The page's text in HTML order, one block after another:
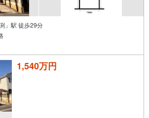
」駅 徒歩29分
1,540万円